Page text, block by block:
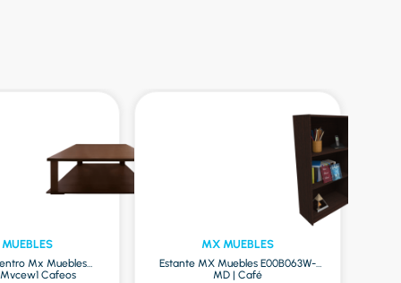
Mx Muebles
Cafeos
MX MUEBLES
Estante MX Muebles E00B063W-
MD | Café